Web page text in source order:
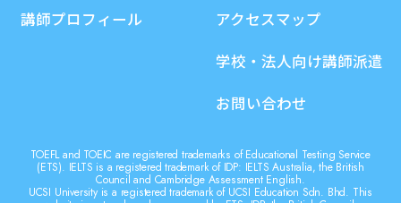
講師プロフィール
アクセスマップ
学校・法人向け講師派遣
お問い合わせ
TOEFL and TOEIC are registered trademarks of Educational Testing Service
(ETS). IELTS is a registered trademark of IDP: IELTS Australia, the British
Council and Cambridge Assessment English.
UCSI University is a registered trademark of UCSI Education Sdn. Bhd. This